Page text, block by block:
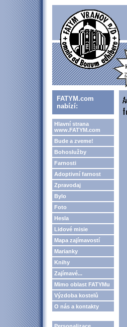
FATYM.com
nabízí:
Hlavní strana
www.FATYM.com
Bude a zveme!
Bohoslužby
Farnosti
Adoptivní farnost
Zpravodaj
Bylo
Foto
Hesla
Lidové misie
Mapa zajímavostí
Marianky
Knihy
Zajímavé...
Mimo oblast FATYMu
Výzdoba kostelů
O nás a kontakty